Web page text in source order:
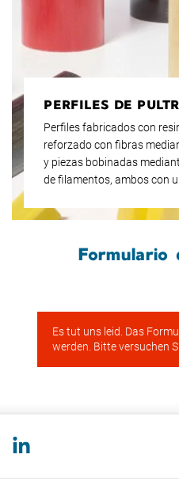
PERFILES DE
Perfiles fabricados con
reforzado con fibras
y piezas bobinadas
de filamentos, ambos con
Formulario